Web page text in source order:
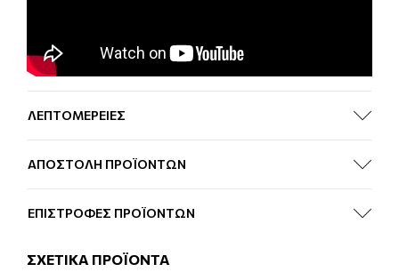
ΛΕΠΤΟΜΕΡΕΙΕΣ
ΑΠΟΣΤΟΛΗ ΠΡΟΪΟΝΤΩΝ
ΕΠΙΣΤΡΟΦΕΣ ΠΡΟΪΟΝΤΩΝ
ΣΧΕΤΙΚΑ ΠΡΟΪΟΝΤΑ